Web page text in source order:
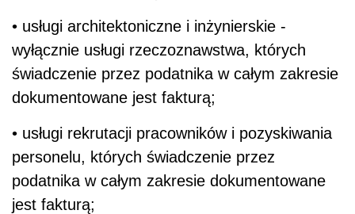
• usługi architektoniczne i inżynierskie -
wyłącznie usługi rzeczoznawstwa, których
świadczenie przez podatnika w całym zakresie
dokumentowane jest fakturą;
• usługi rekrutacji pracowników i pozyskiwania
personelu, których świadczenie przez
podatnika w całym zakresie dokumentowane
jest fakturą;